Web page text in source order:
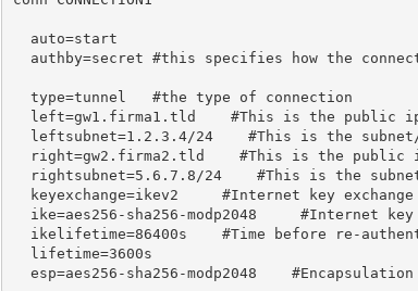
  auto=start
authby=secret #this specifies how the
  type=tunnel   #the type of connection
left=gw1.firma1.tld    #This is the public
leftsubnet=1.2.3.4/24    #This is the
right=gw2.firma2.tld    #This is the public
rightsubnet=5.6.7.8/24    #This is the
keyexchange=ikev2     #Internet key exchange
ike=aes256-sha256-modp2048     #Internet
ikelifetime=86400s    #Time before re-
  lifetime=3600s
esp=aes256-sha256-modp2048